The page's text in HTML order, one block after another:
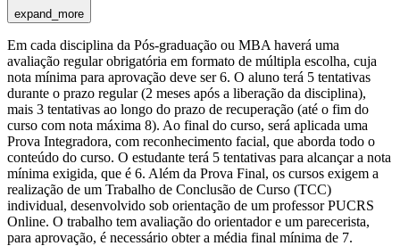
expand_more
Em cada disciplina da Pós-graduação ou MBA haverá uma
avaliação regular obrigatória em formato de múltipla escolha, cuja
nota mínima para aprovação deve ser 6. O aluno terá 5 tentativas
durante o prazo regular (2 meses após a liberação da disciplina),
mais 3 tentativas ao longo do prazo de recuperação (até o fim do
curso com nota máxima 8). Ao final do curso, será aplicada uma
Prova Integradora, com reconhecimento facial, que aborda todo o
conteúdo do curso. O estudante terá 5 tentativas para alcançar a nota
mínima exigida, que é 6. Além da Prova Final, os cursos exigem a
realização de um Trabalho de Conclusão de Curso (TCC)
individual, desenvolvido sob orientação de um professor PUCRS
Online. O trabalho tem avaliação do orientador e um parecerista,
para aprovação, é necessário obter a média final mínima de 7.